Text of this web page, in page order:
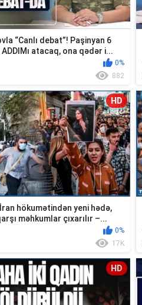
“Canlı debat”! Paşinyan 6
atacaq, ona qədər i...
0%
882
HD
hökumətindən yeni hədə,
məhkumlar çıxarılır –...
0%
17K
HD